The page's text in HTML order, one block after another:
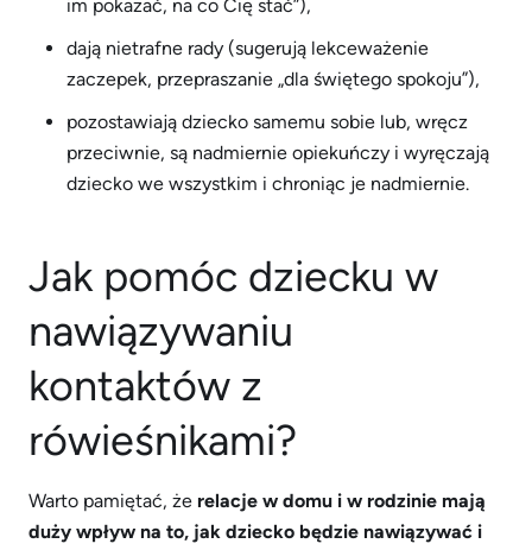
im pokazać, na co Cię stać”),
dają nietrafne rady (sugerują lekceważenie
zaczepek, przepraszanie „dla świętego spokoju”),
pozostawiają dziecko samemu sobie lub, wręcz
przeciwnie, są nadmiernie opiekuńczy i wyręczają
dziecko we wszystkim i chroniąc je nadmiernie.
Jak pomóc dziecku w
nawiązywaniu
kontaktów z
rówieśnikami?
Warto pamiętać, że relacje w domu i w rodzinie mają
duży wpływ na to, jak dziecko będzie nawiązywać i